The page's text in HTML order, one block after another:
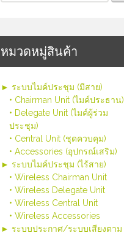
หมวดหมู่สินค้า
► ระบบไมค์ประชุม (มีสาย)
• Chairman Unit (ไมค์ประธาน)
• Delegate Unit (ไมค์ผู้ร่วม
ประชุม)
• Central Unit (ชุดควบคุม)
• Accessories (อุปกรณ์เสริม)
► ระบบไมค์ประชุม (ไร้สาย)
• Wireless Chairman Unit
• Wireless Delegate Unit
• Wireless Central Unit
• Wireless Accessories
► ระบบประกาศ/ระบบเสียงตาม